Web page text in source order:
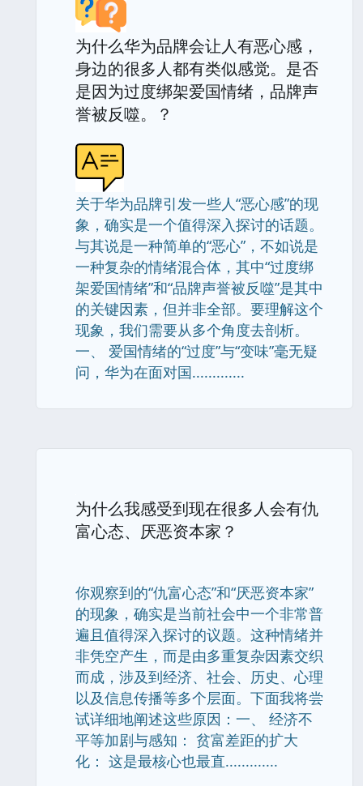
为什么华为品牌会让人有恶心感，
身边的很多人都有类似感觉。是否
是因为过度绑架爱国情绪，品牌声
誉被反噬。？
关于华为品牌引发一些人“恶心感”的现
象，确实是一个值得深入探讨的话题。
与其说是一种简单的“恶心”，不如说是
一种复杂的情绪混合体，其中“过度绑
架爱国情绪”和“品牌声誉被反噬”是其中
的关键因素，但并非全部。要理解这个
现象，我们需要从多个角度去剖析。
一、 爱国情绪的“过度”与“变味”毫无疑
问，华为在面对国.............
为什么我感受到现在很多人会有仇
富心态、厌恶资本家？
你观察到的“仇富心态”和“厌恶资本家”
的现象，确实是当前社会中一个非常普
遍且值得深入探讨的议题。这种情绪并
非凭空产生，而是由多重复杂因素交织
而成，涉及到经济、社会、历史、心理
以及信息传播等多个层面。下面我将尝
试详细地阐述这些原因：一、 经济不
平等加剧与感知： 贫富差距的扩大
化： 这是最核心也最直.............